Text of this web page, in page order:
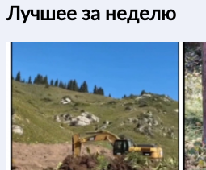
Лучшее за неделю